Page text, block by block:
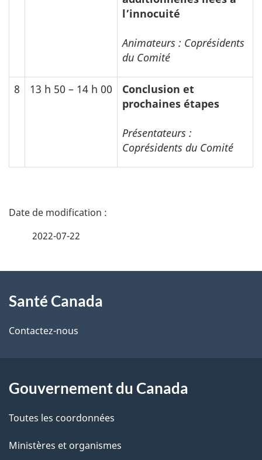
l’innocuité
Animateurs : Coprésidents
du Comité
8 13 h 50 – 14 h 00
Conclusion et
prochaines étapes
Présentateurs :
Coprésidents du Comité
D
i
l
d
e
2022-07-22
propos
de
site
Santé Canada
Contactez-nous
Gouvernement du Canada
Toutes les coordonnées
Ministères et organismes